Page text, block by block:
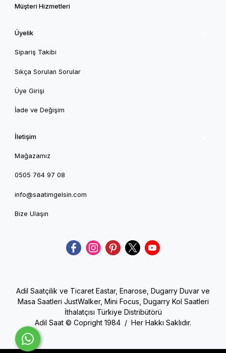
Müşteri Hizmetleri
Üyelik
Sipariş Takibi
Sıkça Sorulan Sorular
Üye Girişi
İade ve Değişim
İletişim
Mağazamız
0505 764 97 08
info@saatimgelsin.com
Bize Ulaşın
Adil Saatçilik ve Ticaret Eastar, Enarose, Dugarry Duvar ve
Masa Saatleri JustWalker, Mini Focus, Dugarry Kol Saatleri
İthalatçısı Türkiye Distribütörü
Adil Saat © Copright 1984 / Her Hakkı Saklıdır.